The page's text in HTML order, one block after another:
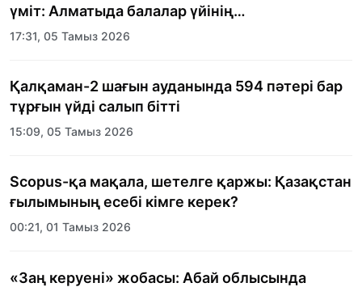
үміт: Алматыда балалар үйінің
тәрбиеленушілеріне мерекелік күн
17:31, 05 Тамыз 2026
Қалқаман-2 шағын ауданында 594 пәтері бар
тұрғын үйді салып бітті
15:09, 05 Тамыз 2026
Scopus-қа мақала, шетелге қаржы: Қазақстан
ғылымының есебі кімге керек?
00:21, 01 Тамыз 2026
«Заң керуені» жобасы: Абай облысында